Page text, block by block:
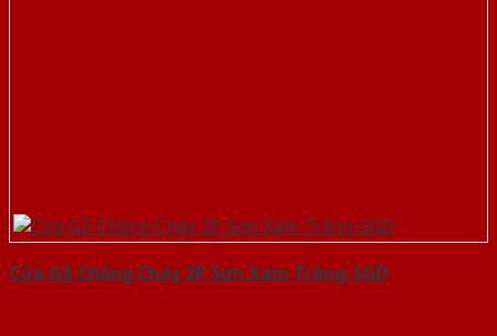
Cửa Gỗ Chống Cháy 2P Sơn Xám Trắng-SGD